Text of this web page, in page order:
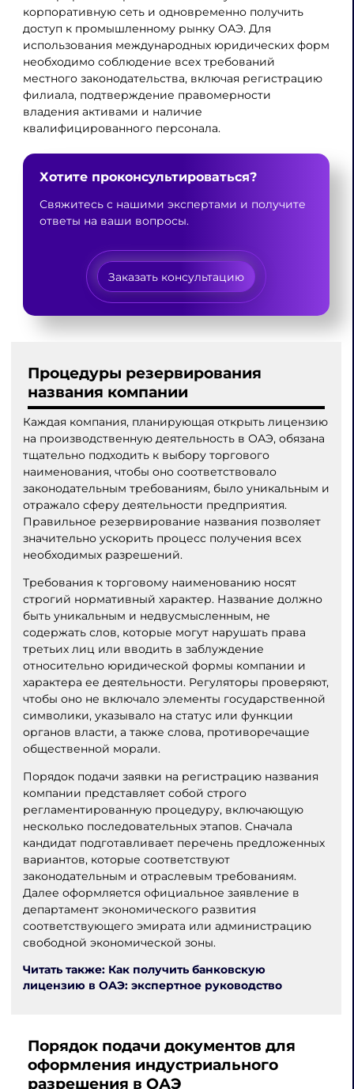
корпоративную сеть и одновременно получить
доступ к промышленному рынку ОАЭ. Для
использования международных юридических форм
необходимо соблюдение всех требований
местного законодательства, включая регистрацию
филиала, подтверждение правомерности
владения активами и наличие
квалифицированного персонала.
Хотите проконсультироваться?
Свяжитесь с нашими экспертами и получите
ответы на ваши вопросы.
Заказать консультацию
Процедуры резервирования
названия компании
Каждая компания, планирующая открыть лицензию
на производственную деятельность в ОАЭ, обязана
тщательно подходить к выбору торгового
наименования, чтобы оно соответствовало
законодательным требованиям, было уникальным и
отражало сферу деятельности предприятия.
Правильное резервирование названия позволяет
значительно ускорить процесс получения всех
необходимых разрешений.
Требования к торговому наименованию носят
строгий нормативный характер. Название должно
быть уникальным и недвусмысленным, не
содержать слов, которые могут нарушать права
третьих лиц или вводить в заблуждение
относительно юридической формы компании и
характера ее деятельности. Регуляторы проверяют,
чтобы оно не включало элементы государственной
символики, указывало на статус или функции
органов власти, а также слова, противоречащие
общественной морали.
Порядок подачи заявки на регистрацию названия
компании представляет собой строго
регламентированную процедуру, включающую
несколько последовательных этапов. Сначала
кандидат подготавливает перечень предложенных
вариантов, которые соответствуют
законодательным и отраслевым требованиям.
Далее оформляется официальное заявление в
департамент экономического развития
соответствующего эмирата или администрацию
свободной экономической зоны.
Читать также: Как получить банковскую
лицензию в ОАЭ: экспертное руководство
Порядок подачи документов для
оформления индустриального
разрешения в ОАЭ